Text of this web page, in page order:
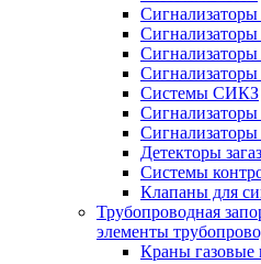
Сигнализаторы
Системы СИКЗ
Сигнализаторы
Детекторы
Системы
Клапаны для
Трубопроводная
элементы
Краны газовые